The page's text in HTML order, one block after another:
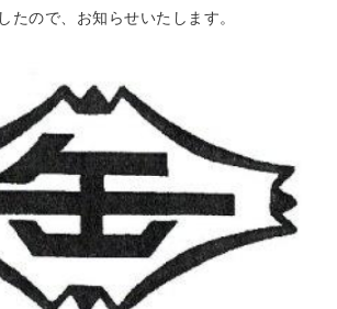
たので、お知らせいたします。